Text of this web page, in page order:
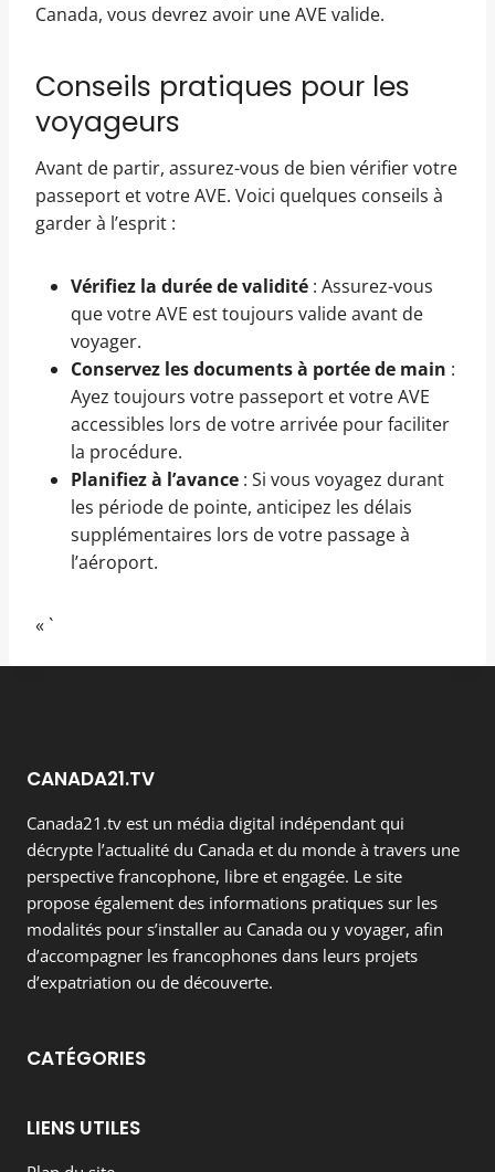
Canada, vous devrez avoir une AVE valide.
Conseils pratiques pour les
voyageurs
Avant de partir, assurez-vous de bien vérifier votre
passeport et votre AVE. Voici quelques conseils à
garder à l’esprit :
Vérifiez la durée de validité : Assurez-vous
que votre AVE est toujours valide avant de
voyager.
Conservez les documents à portée de main :
Ayez toujours votre passeport et votre AVE
accessibles lors de votre arrivée pour faciliter
la procédure.
Planifiez à l’avance : Si vous voyagez durant
les période de pointe, anticipez les délais
supplémentaires lors de votre passage à
l’aéroport.
« `
CANADA21.TV
Canada21.tv est un média digital indépendant qui
décrypte l’actualité du Canada et du monde à travers une
perspective francophone, libre et engagée. Le site
propose également des informations pratiques sur les
modalités pour s’installer au Canada ou y voyager, afin
d’accompagner les francophones dans leurs projets
d’expatriation ou de découverte.
CATÉGORIES
LIENS UTILES